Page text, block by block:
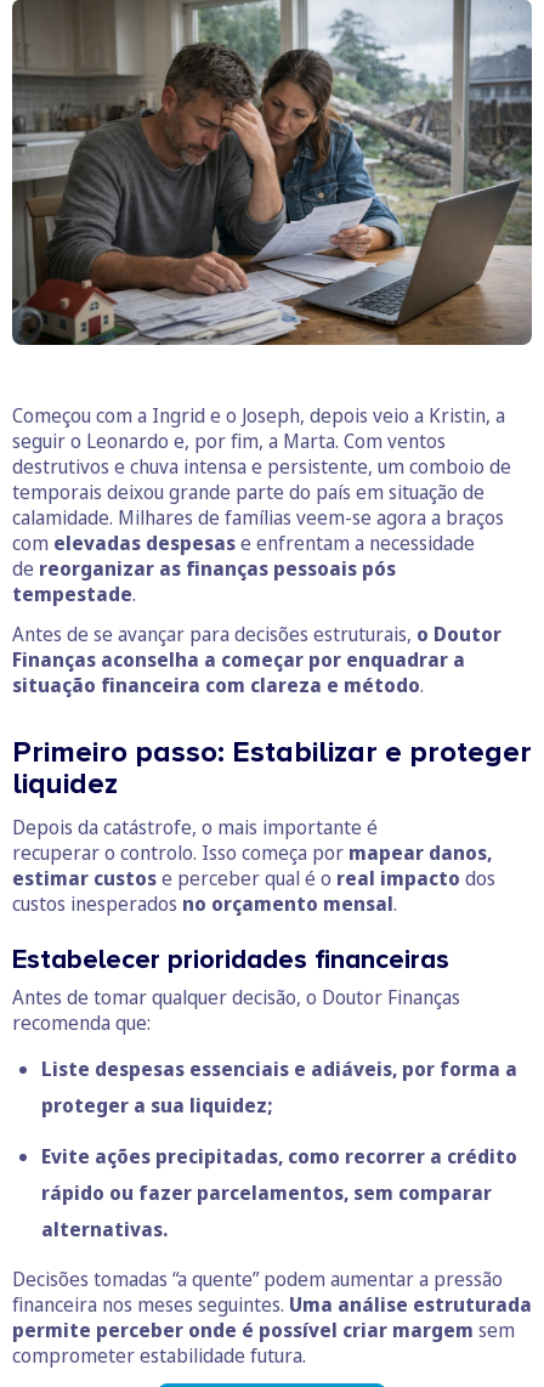
Começou com a Ingrid e o Joseph, depois veio a Kristin, a
seguir o Leonardo e, por fim, a Marta. Com ventos
destrutivos e chuva intensa e persistente, um comboio de
temporais deixou grande parte do país em situação de
calamidade. Milhares de famílias veem-se agora a braços
com elevadas despesase enfrentam a necessidade
de reorganizar as finanças pessoais pós
tempestade.
Antes de se avançar para decisões estruturais, o Doutor
Finanças aconselha a começar por enquadrar a
situação financeira com clareza e método.
Primeiro passo: Estabilizar e proteger
liquidez
Depois da catástrofe, o mais importante é
recuperar o controlo. Isso começa por mapear danos,
estimar custose perceber qual é o real impacto dos
custos inesperados no orçamento mensal.
Estabelecer prioridades financeiras
Antes de tomar qualquer decisão, o Doutor Finanças
recomenda que:
Liste despesas essenciais e adiáveis, por forma a
proteger a sua liquidez;
Evite ações precipitadas, como recorrer a crédito
rápido ou fazer parcelamentos, sem comparar
alternativas.
Decisões tomadas “a quente” podem aumentar a pressão
financeira nos meses seguintes. Uma análise estruturada
permite perceber onde é possível criar margem sem
comprometer estabilidade futura.